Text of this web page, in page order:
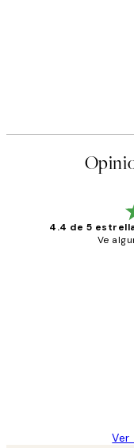
4.4 de 5
Ve